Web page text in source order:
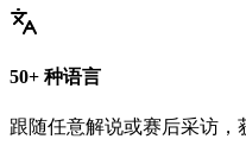
50+ 种语言
跟随任意解说或赛后采访，